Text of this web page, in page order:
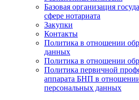
Базовая организация
сфере нотариата
Закупки
Контакты
Политика в отношении
данных
Политика в отношении
Политика первичной
аппарата БНП в
персональных данных